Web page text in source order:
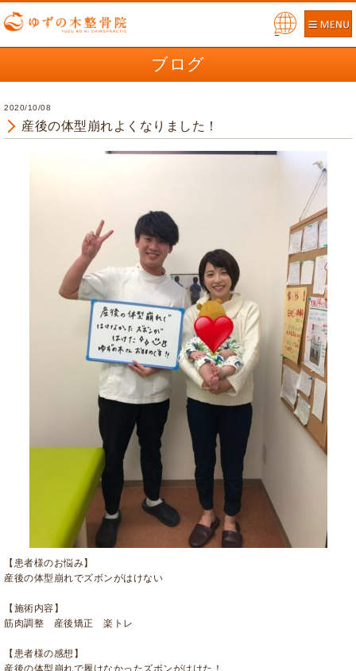
Pow
ブログ
2020/10/08
産後の体型崩れよくなりました！
【患者様のお悩み】
産後の体型崩れでズボンがはけない
【施術内容】
筋肉調整 産後矯正 楽トレ
【患者様の感想】
産後の体型崩れで履けなかったズボンがはけた！